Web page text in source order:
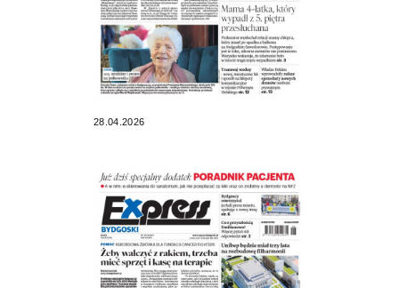
28.04.2026